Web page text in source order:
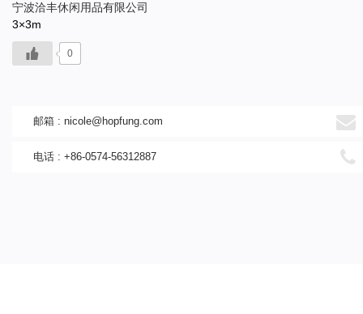
宁波洽丰休闲用品有限公司
3×3m
0
邮箱 : nicole@hopfung.com
电话 : +86-0574-56312887